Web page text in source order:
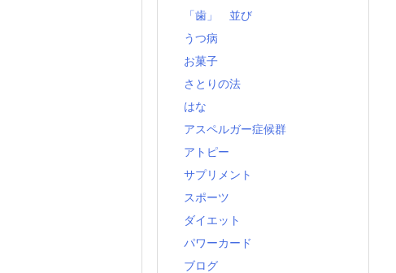
「歯」 並び
うつ病
お菓子
さとりの法
はな
アスペルガー症候群
アトピー
サプリメント
スポーツ
ダイエット
パワーカード
ブログ